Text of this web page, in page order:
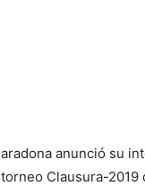
anunció su
Clausura-2019